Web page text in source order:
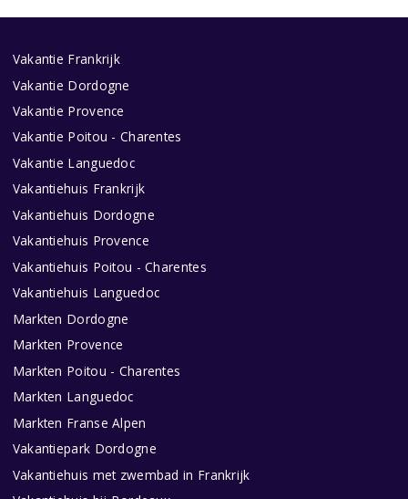
Vakantie Frankrijk
Vakantie Dordogne
Vakantie Provence
Vakantie Poitou - Charentes
Vakantie Languedoc
Vakantiehuis Frankrijk
Vakantiehuis Dordogne
Vakantiehuis Provence
Vakantiehuis Poitou - Charentes
Vakantiehuis Languedoc
Markten Dordogne
Markten Provence
Markten Poitou - Charentes
Markten Languedoc
Markten Franse Alpen
Vakantiepark Dordogne
Vakantiehuis met zwembad in Frankrijk